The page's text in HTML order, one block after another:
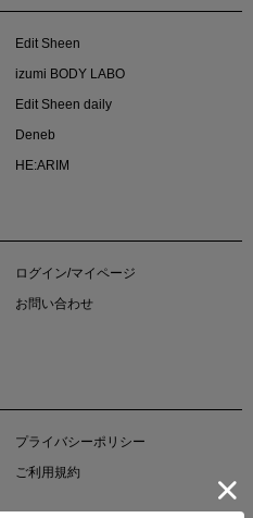
Edit Sheen
izumi BODY LABO
Edit Sheen daily
Deneb
HE:ARIM
ログイン/マイページ
お問い合わせ
プライバシーポリシー
ご利用規約